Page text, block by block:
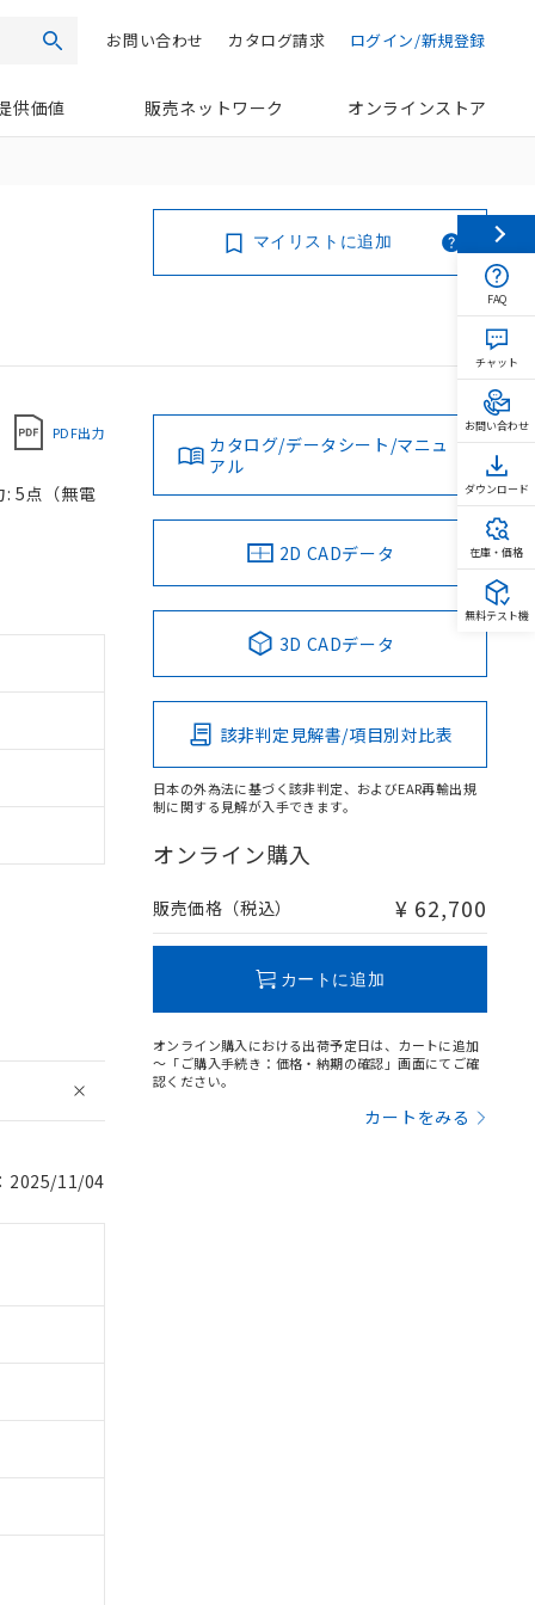
検索 ログイン/新規登録
カタログ請求
お問い合わせ
供価値 販売ネットワーク オンラインストア
マイリストに追加
PDF出力
: 5点（無電
2025/11/04
カタログ/データシート/マニュ
アル
2D CADデータ
3D CADデータ
該非判定見解書/項目別対比表
日本の外為法に基づく該非判定、およびEAR再輸出規
制に関する見解が入手できます。
オンライン購入
販売価格（税込） ¥ 62,700
カートに追加
オンライン購入における出荷予定日は、カートに追加
～「ご購入手続き：価格・納期の確認」画面にてご確
認ください。
カートをみる
FAQ
チャット
お問い合わせ
ダウンロード
在庫・価格
無料テスト機